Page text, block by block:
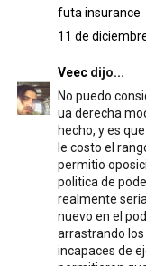
futa insurance
11 de
Veecdijo...
No puedo
ua derecha
hecho, y es
le costo el
permitio
politica de
realmente
nuevo en el
arrastrando
incapaces de